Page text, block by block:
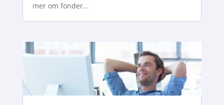
mer om fonder...